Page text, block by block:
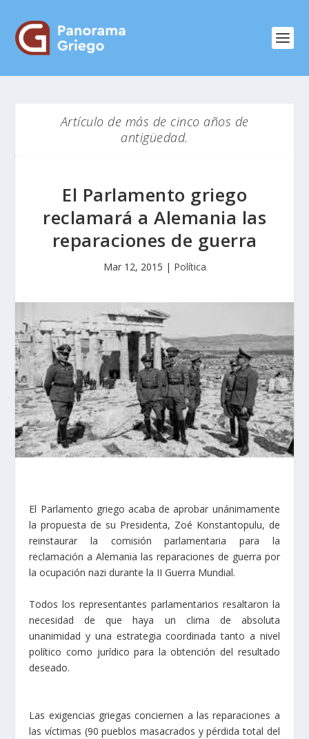
Artículo de más de cinco años de
antigüedad.
El Parlamento griego
reclamará a Alemania las
reparaciones de guerra
Mar 12, 2015 | Política
El Parlamento griego acaba de aprobar unánimamente
la propuesta de su Presidenta, Zoé Konstantopulu, de
reinstaurar la comisión parlamentaria para la
reclamación a Alemania las reparaciones de guerra por
la ocupación nazi durante la II Guerra Mundial.
Todos los representantes parlamentarios resaltaron la
necesidad de que haya un clima de absoluta
unanimidad y una estrategia coordinada tanto a nivel
político como jurídico para la obtención del resultado
deseado.
Las exigencias griegas conciernen a las reparaciones a
las víctimas (90 pueblos masacrados y pérdida total del